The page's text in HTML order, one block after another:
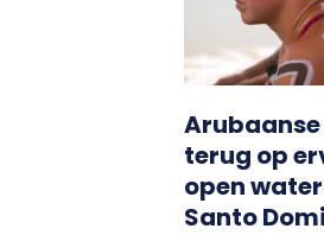
terug op
open
Santo